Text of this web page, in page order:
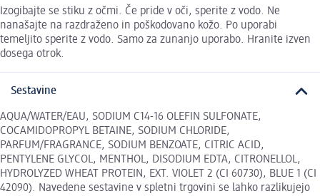
Izogibajte se stiku z očmi. Če pride v oči, sperite z vodo. Ne
nanašajte na razdraženo in poškodovano kožo. Po uporabi
temeljito sperite z vodo. Samo za zunanjo uporabo. Hranite izven
dosega otrok.
Sestavine
AQUA/WATER/EAU, SODIUM C14-16 OLEFIN SULFONATE,
COCAMIDOPROPYL BETAINE, SODIUM CHLORIDE,
PARFUM/FRAGRANCE, SODIUM BENZOATE, CITRIC ACID,
PENTYLENE GLYCOL, MENTHOL, DISODIUM EDTA, CITRONELLOL,
HYDROLYZED WHEAT PROTEIN, EXT. VIOLET 2 (CI 60730), BLUE 1 (CI
42090). Navedene sestavine v spletni trgovini se lahko razlikujejo